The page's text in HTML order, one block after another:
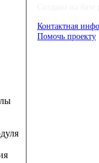
Контактная
Помочь проекту